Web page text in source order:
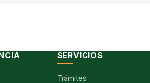
SERVICIOS
Trámites